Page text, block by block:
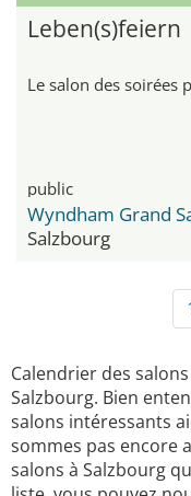
Leben(s)feiern
Le salon des soirées
public
Salzbourg
Calendrier des
Salzbourg. Bien
salons intéressants
sommes pas encore
salons à Salzbourg